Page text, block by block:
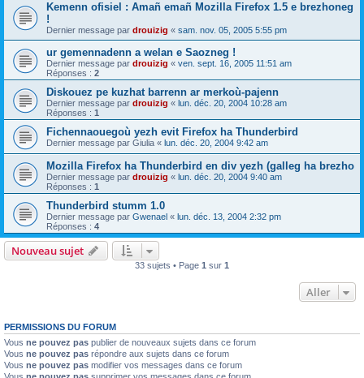
Kemenn ofisiel : Amañ emañ Mozilla Firefox 1.5 e brezhoneg
!
Dernier message par drouizig « sam. nov. 05, 2005 5:55 pm
ur gemennadenn a welan e Saozneg !
Dernier message par drouizig « ven. sept. 16, 2005 11:51 am
Réponses : 2
Diskouez pe kuzhat barrenn ar merkoù-pajenn
Dernier message par drouizig « lun. déc. 20, 2004 10:28 am
Réponses : 1
Fichennaouegoù yezh evit Firefox ha Thunderbird
Dernier message par Giulia « lun. déc. 20, 2004 9:42 am
Mozilla Firefox ha Thunderbird en div yezh (galleg ha brezho
Dernier message par drouizig « lun. déc. 20, 2004 9:40 am
Réponses : 1
Thunderbird stumm 1.0
Dernier message par Gwenael « lun. déc. 13, 2004 2:32 pm
Réponses : 4
Nouveau sujet
33 sujets • Page 1 sur 1
Aller
PERMISSIONS DU FORUM
Vous ne pouvez pas publier de nouveaux sujets dans ce forum
Vous ne pouvez pas répondre aux sujets dans ce forum
Vous ne pouvez pas modifier vos messages dans ce forum